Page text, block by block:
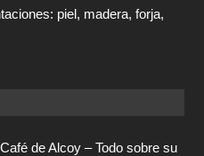
piel, madera, forja,
de Alcoy – Todo sobre su